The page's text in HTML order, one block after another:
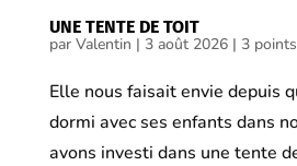
UNE TENTE DE TOIT
par Valentin | 3 août 2026| 3
Elle nous faisait envie depuis
dormi avec ses enfants dans
avons investi dans une tente